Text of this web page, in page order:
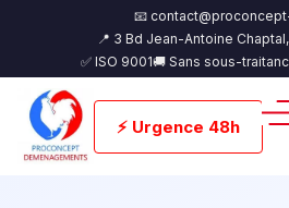
📧
📍 3 Bd Jean-Antoine
✅ ISO 9001🚚 Sans sous-
⚡ Urgence 48h